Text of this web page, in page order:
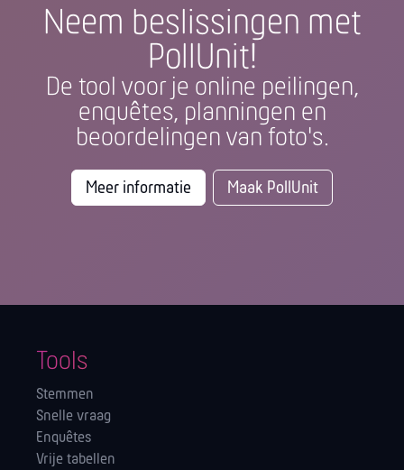
Neem beslissingen met
PollUnit!
De tool voor je online peilingen,
enquêtes, planningen en
beoordelingen van foto's.
Meer informatie Maak PollUnit
Tools
Stemmen
Snelle vraag
Enquêtes
Vrije tabellen